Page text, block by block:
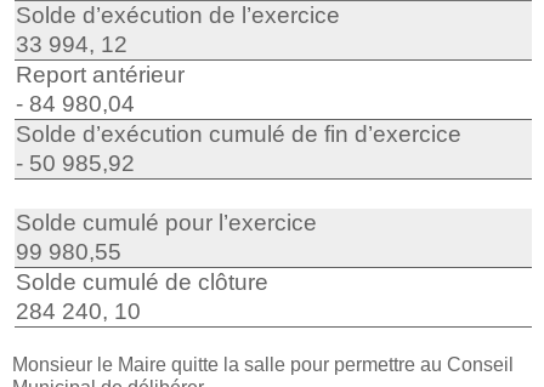
Solde d’exécution de l’exercice
33 994, 12
Report antérieur
- 84 980,04
Solde d’exécution cumulé de fin d’exercice
- 50 985,92
Solde cumulé pour l’exercice
99 980,55
Solde cumulé de clôture
284 240, 10
Monsieur le Maire quitte la salle pour permettre au Conseil